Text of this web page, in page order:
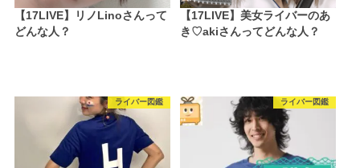
【17LIVE】リノLinoさんって
どんな人？
【17LIVE】美女ライバーのあ
き♡akiさんってどんな人？
ライバー図鑑 ライバー図鑑